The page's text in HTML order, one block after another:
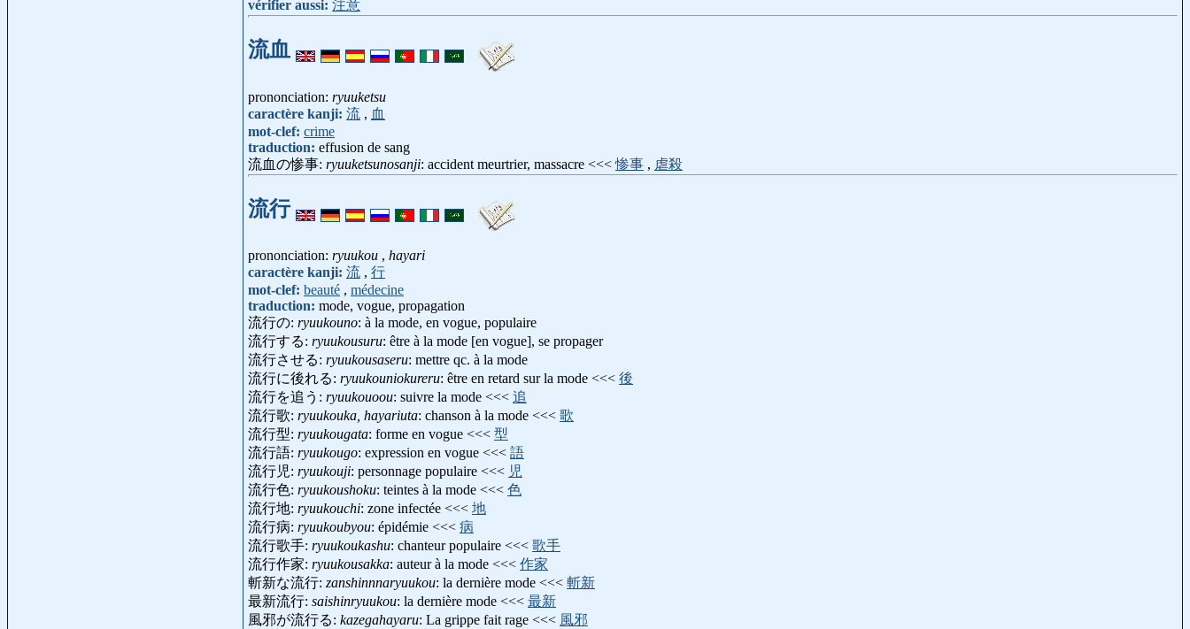
vérifier aussi: 注意
流血
prononciation: ryuuketsu
caractère kanji: 流 , 血
mot-clef: crime
traduction: effusion de sang
流血の惨事: ryuuketsunosanji: accident meurtrier, massacre <<<惨事 , 虐殺
流行
prononciation: ryuukou , hayari
caractère kanji: 流 , 行
mot-clef: beauté , médecine
traduction: mode, vogue, propagation
流行の: ryuukouno: à la mode, en vogue, populaire
流行する: ryuukousuru: être à la mode [en vogue], se propager
流行させる: ryuukousaseru: mettre qc. à la mode
流行に後れる: ryuukouniokureru: être en retard sur la mode <<< 後
流行を追う: ryuukouoou: suivre la mode <<< 追
流行歌: ryuukouka, hayariuta: chanson à la mode <<< 歌
流行型: ryuukougata: forme en vogue <<< 型
流行語: ryuukougo: expression en vogue <<< 語
流行児: ryuukouji: personnage populaire <<< 児
流行色: ryuukoushoku: teintes à la mode <<< 色
流行地: ryuukouchi: zone infectée <<< 地
流行病: ryuukoubyou: épidémie <<< 病
流行歌手: ryuukoukashu: chanteur populaire <<< 歌手
流行作家: ryuukousakka: auteur à la mode <<< 作家
斬新な流行: zanshinnnaryuukou: la dernière mode <<< 斬新
最新流行: saishinryuukou: la dernière mode <<< 最新
風邪が流行る: kazegahayaru: La grippe fait rage <<< 風邪